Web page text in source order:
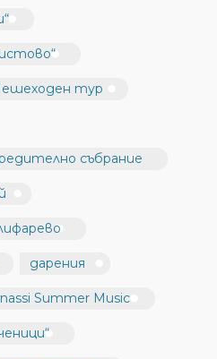
тур
събрание
дарения
Summer Music